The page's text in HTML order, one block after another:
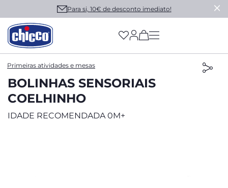
Para si, 10€ de desconto imediato!
(has more options
Primeiras atividades e mesas
BOLINHAS SENSORIAIS
COELHINHO
IDADE RECOMENDADA 0M+